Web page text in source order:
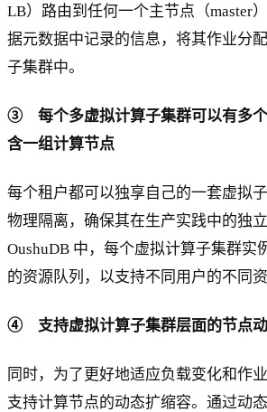
LB）路由到任何一个主节点（master
据元数据中记录的信息，将其作业分
子集群中。
③ 每个多虚拟计算子集群可以有多
含一组计算节点
每个租户都可以独享自己的一套虚拟
物理隔离，确保其在生产实践中的独
OushuDB 中，每个虚拟计算子集群实
的资源队列，以支持不同用户的不同资
④ 支持虚拟计算子集群层面的节点
同时，为了更好地适应负载变化和作
支持计算节点的动态扩缩容。通过动